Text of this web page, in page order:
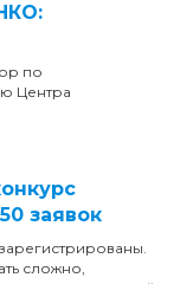
по
Центра
заявок
сложно,